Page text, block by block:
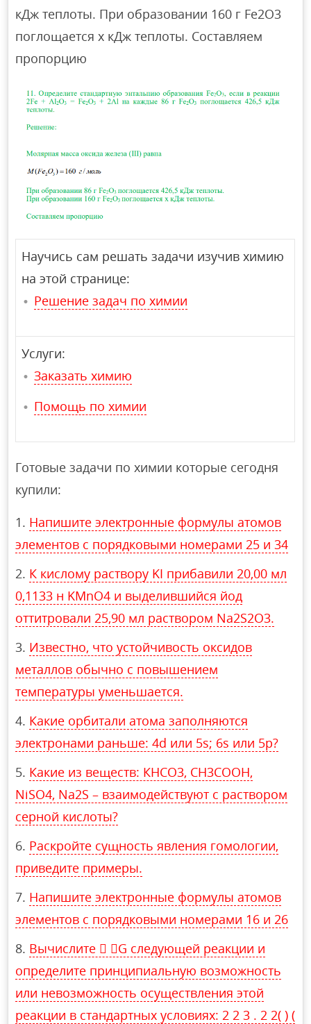
кДж теплоты. При образовании 160 г Fe2O3
поглощается х кДж теплоты. Составляем
пропорцию
Научись сам решать задачи изучив химию
на этой странице:
Решение задач по химии
Услуги:
Заказать химию
Помощь по химии
Готовые задачи по химии которые сегодня
купили:
Напишите электронные формулы атомов
элементов с порядковыми номерами 25 и 34
К кислому раствору KI прибавили 20,00 мл
0,1133 н KMnO4 и выделившийся йод
оттитровали 25,90 мл раствором Na2S2O3.
Известно, что устойчивость оксидов
металлов обычно с повышением
температуры уменьшается.
Какие орбитали атома заполняются
электронами раньше: 4d или 5s; 6s или 5p?
Какие из веществ: КНСО3, СН3СООН,
NiSO4, Na2S – взаимодействуют с раствором
серной кислоты?
Раскройте сущность явления гомологии,
приведите примеры.
Напишите электронные формулы атомов
элементов с порядковыми номерами 16 и 26
Вычислите  G следующей реакции и
определите принципиальную возможность
или невозможность осуществления этой
реакции в стандартных условиях: 2 2 3 . 2 2( ) (